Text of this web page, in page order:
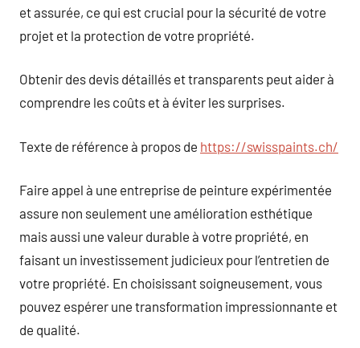
et assurée, ce qui est crucial pour la sécurité de votre
projet et la protection de votre propriété.
Obtenir des devis détaillés et transparents peut aider à
comprendre les coûts et à éviter les surprises.
Texte de référence à propos de https://swisspaints.ch/
Faire appel à une entreprise de peinture expérimentée
assure non seulement une amélioration esthétique
mais aussi une valeur durable à votre propriété, en
faisant un investissement judicieux pour l’entretien de
votre propriété. En choisissant soigneusement, vous
pouvez espérer une transformation impressionnante et
de qualité.